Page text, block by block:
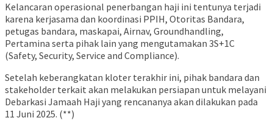
Kelancaran operasional penerbangan haji ini tentunya terjadi
karena kerjasama dan koordinasi PPIH, Otoritas Bandara,
petugas bandara, maskapai, Airnav, Groundhandling,
Pertamina serta pihak lain yang mengutamakan 3S+1C
(Safety, Security, Service and Compliance).
Setelah keberangkatan kloter terakhir ini, pihak bandara dan
stakeholder terkait akan melakukan persiapan untuk melayani
Debarkasi Jamaah Haji yang rencananya akan dilakukan pada
11 Juni 2025. (**)